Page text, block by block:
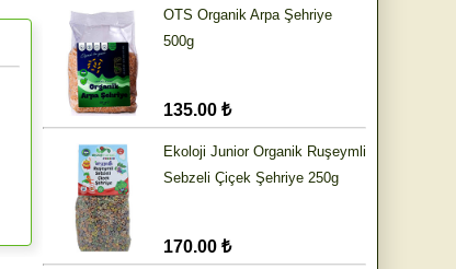
OTS Organik Arpa Şehriye
500g
135.00 ₺
Ekoloji Junior Organik Ruşeymli
Sebzeli Çiçek Şehriye 250g
170.00 ₺